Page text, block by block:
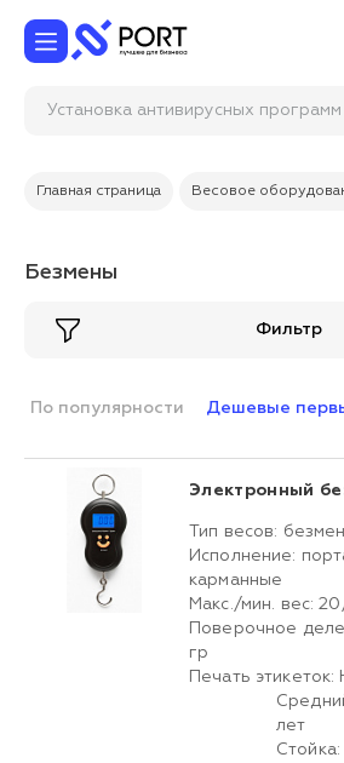
Установка антивирусных программ
Главная страница Весовое
Безмены
Фильтр
По популярности Дешевые
Электронный
Тип весов: безмен
Исполнение:
карманные
Макс./мин. вес:
Поверочное
гр
Печать этикеток:
лет